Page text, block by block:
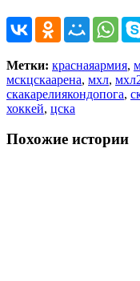
Метки: краснаяармия,
мскцскаарена, мхл,
скакарелиякондопога,
хоккей, цска
Похожие истории